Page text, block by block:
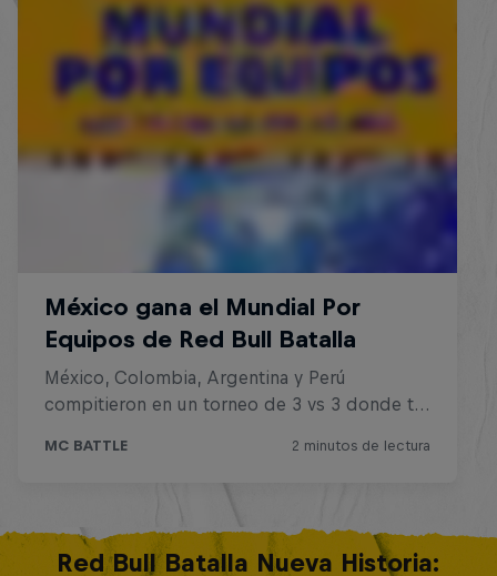
Red Bull Batalla Nueva Historia: